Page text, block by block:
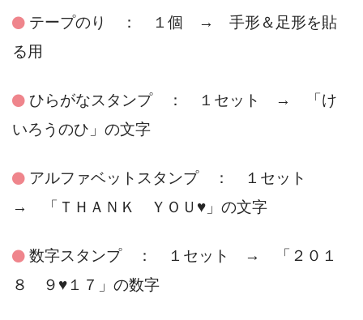
テープのり ： １個 → 手形＆足形を貼
る用
ひらがなスタンプ ： １セット → 「け
いろうのひ」の文字
アルファベットスタンプ ： １セット
→ 「ＴＨＡＮＫ ＹＯＵ♥」の文字
数字スタンプ ： １セット → 「２０１
８ ９♥１７」の数字